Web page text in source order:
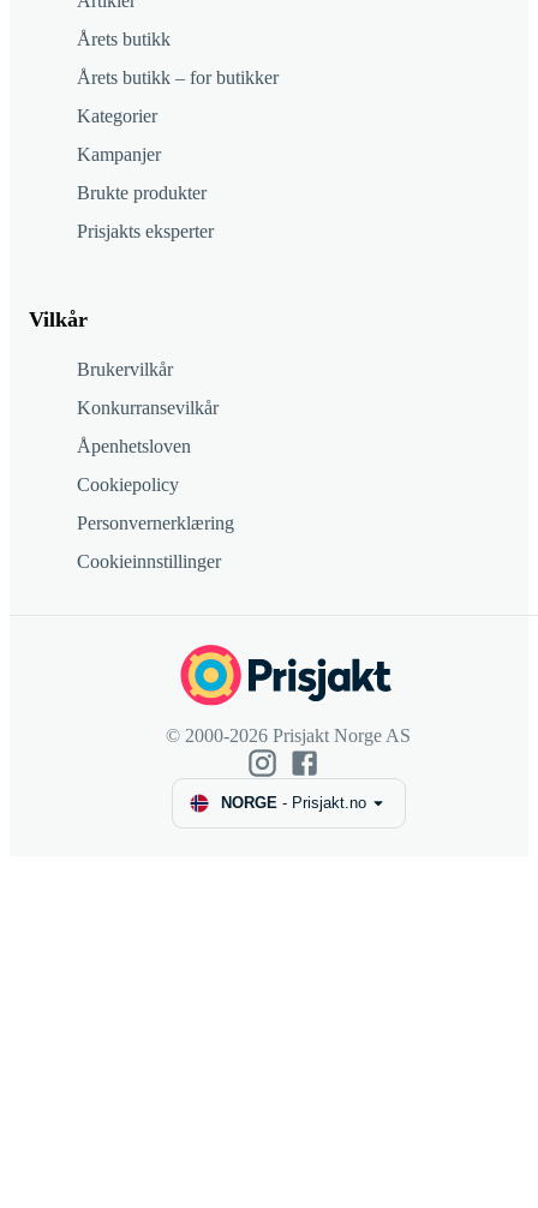
Årets butikk
Årets butikk – for butikker
Kategorier
Kampanjer
Brukte produkter
Prisjakts eksperter
Vilkår
Brukervilkår
Konkurransevilkår
Åpenhetsloven
Cookiepolicy
Personvernerklæring
Cookieinnstillinger
© 2000-2026 Prisjakt Norge AS
NORGE- Prisjakt.no